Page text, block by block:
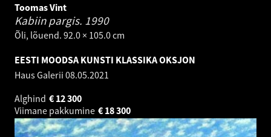
Toomas Vint
Kabiin pargis. 1990
Õli, lõuend. 92.0 × 105.0 cm
EESTI MOODSA KUNSTI KLASSIKA OKSJON
Haus Galerii 08.05.2021
Alghind
12 300
€
Viimane pakkumine
18 300
€